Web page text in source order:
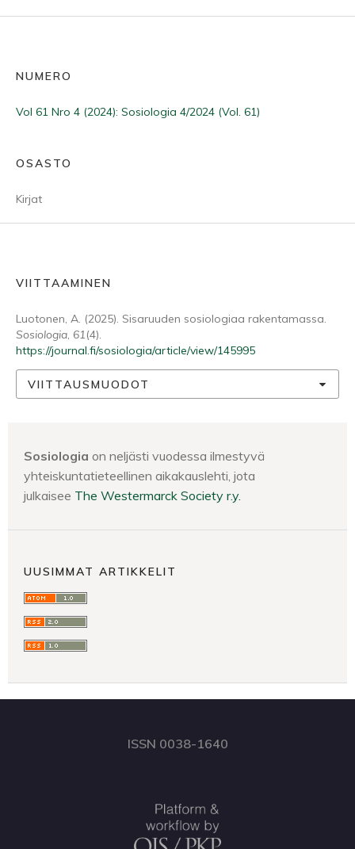
NUMERO
Vol 61 Nro 4 (2024): Sosiologia 4/2024 (Vol. 61)
OSASTO
Kirjat
VIITTAAMINEN
Luotonen, A. (2025). Sisaruuden sosiologiaa rakentamassa.
Sosiologia, 61(4).
https://journal.fi/sosiologia/article/view/145995
VIITTAUSMUODOT
Sosiologia on neljästi vuodessa ilmestyvä
yhteiskuntatieteellinen aikakauslehti, jota
julkaisee The Westermarck Society r.y.
UUSIMMAT ARTIKKELIT
ISSN 0038-1640